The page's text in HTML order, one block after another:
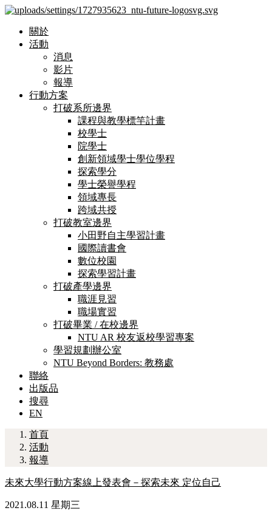
關於
活動
消息
影片
報導
行動方案
打破系所邊界
課程與教學標竿計畫
校學士
院學士
創新領域學士學位學程
探索學分
學士榮譽學程
領域專長
跨域共授
打破教室邊界
小田野自主學習計畫
國際讀書會
數位校園
探索學習計畫
打破產學邊界
職涯見習
職場實習
打破畢業 / 在校邊界
NTU AR 校友返校學習專案
學習規劃辦公室
NTU Beyond Borders: 教務處
聯絡
出版品
搜尋
EN
首頁
活動
報導
未來大學行動方案線上發表會－探索未來 定位自己
2021.08.11 星期三